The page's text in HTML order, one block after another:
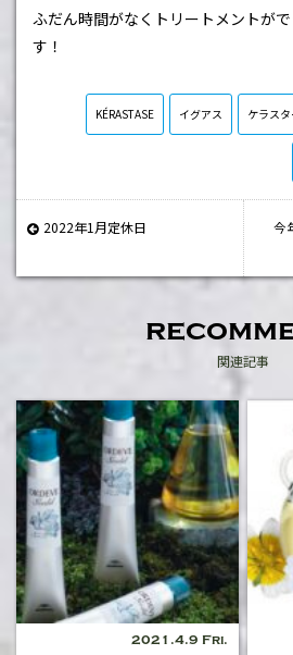
ふだん時間がなくトリートメントが
す！
KÉRASTASE イグアス ケラス
2022年1月定休日
今
関連記事
2021.4.9 Fri.